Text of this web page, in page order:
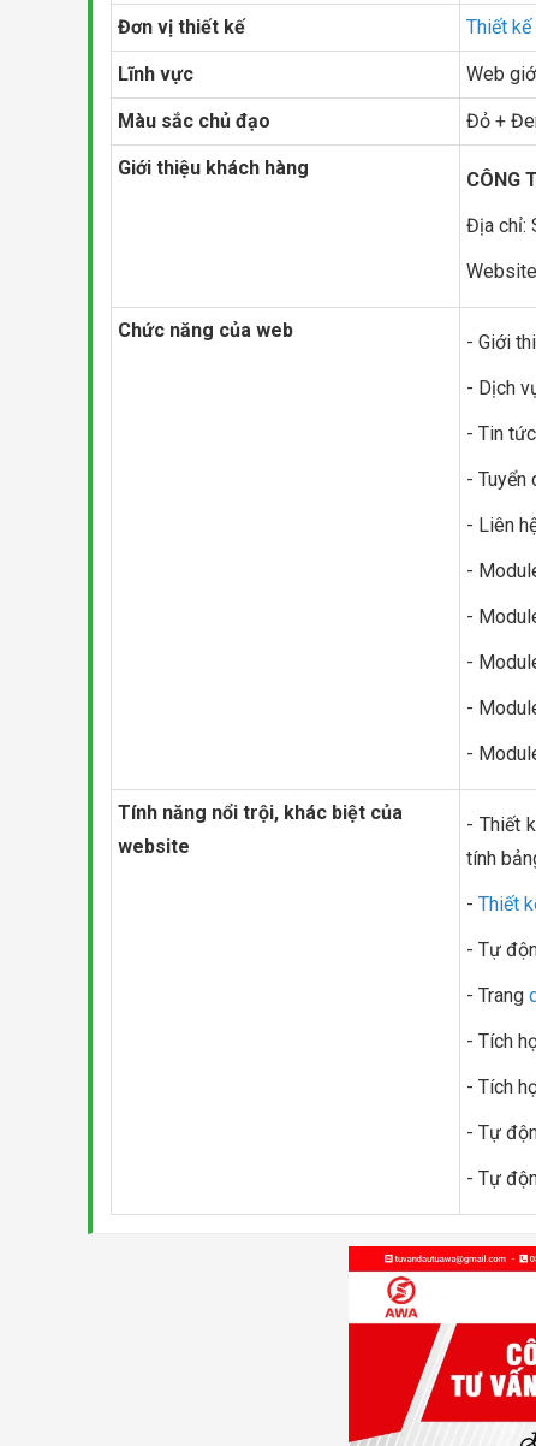
Đơn vị thiết kế Thiết
Lĩnh vực Web
Màu sắc chủ đạo Đỏ +
Giới thiệu khách hàng
CÔNG
Địa chỉ:
Chức năng của web
- Giới
- Dịch
- Tin tức
- Tuyển
- Liên
-
-
-
-
-
Tính năng nổi trội, khác biệt của
website
- Thiết
tính
- Thiết
- Tự
- Trang
- Tích
- Tích
- Tự
- Tự